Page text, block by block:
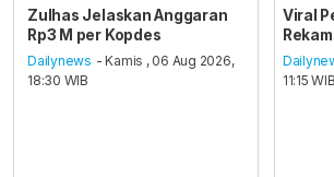
Zulhas Jelaskan Anggaran
Rp3 M per Kopdes
Dailynews - Kamis , 06 Aug 2026,
18:30 WIB
Viral
11:15 WIB